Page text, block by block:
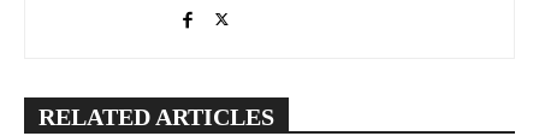
RELATED ARTICLES